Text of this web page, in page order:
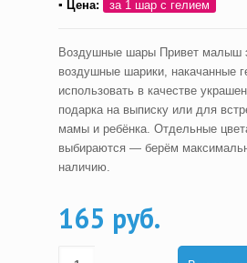
▪ Цена:
за 1 шар с гелием
Воздушные шары Привет малыш
воздушные шарики, накачанные
использовать в качестве
подарка на выписку или для
мамы и ребёнка. Отдельные
выбираются — берём
наличию.
165 руб.